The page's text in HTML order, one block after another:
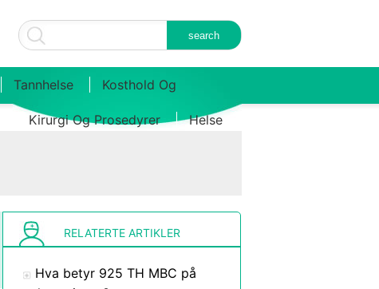
Tannhelse Kosthold Og
Kirurgi Og Prosedyrer Helse
RELATERTE ARTIKLER
Hva betyr 925 TH MBC på